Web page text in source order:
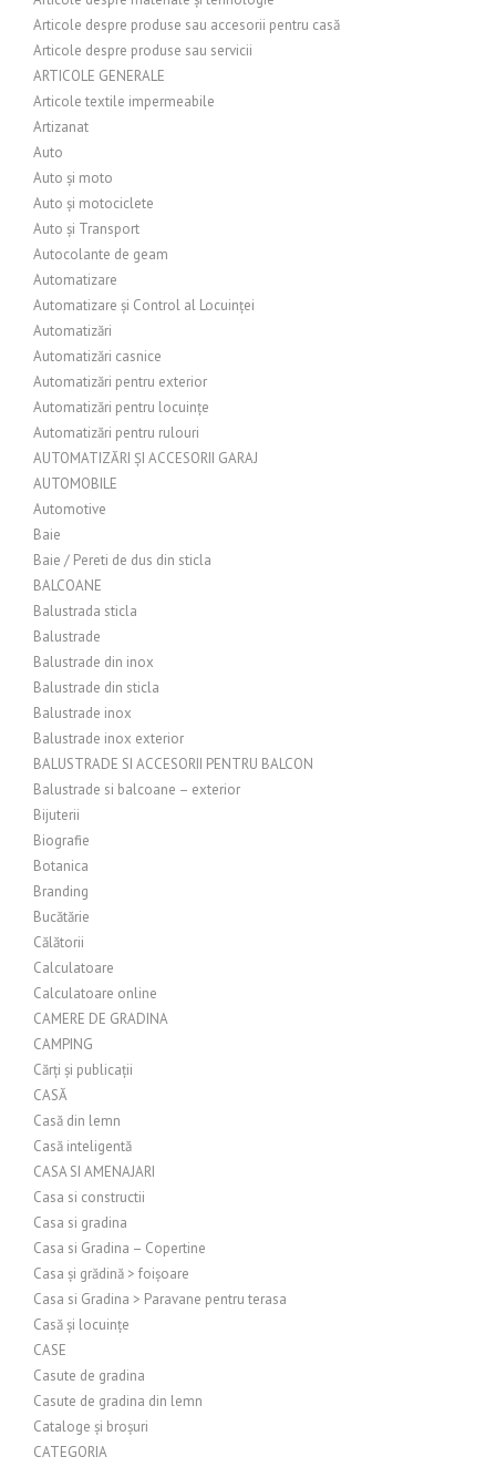
Articole despre produse sau accesorii pentru casă
Articole despre produse sau servicii
ARTICOLE GENERALE
Articole textile impermeabile
Artizanat
Auto
Auto și moto
Auto și motociclete
Auto și Transport
Autocolante de geam
Automatizare
Automatizare și Control al Locuinței
Automatizări
Automatizări casnice
Automatizări pentru exterior
Automatizări pentru locuințe
Automatizări pentru rulouri
AUTOMATIZĂRI ȘI ACCESORII GARAJ
AUTOMOBILE
Automotive
Baie
Baie / Pereti de dus din sticla
BALCOANE
Balustrada sticla
Balustrade
Balustrade din inox
Balustrade din sticla
Balustrade inox
Balustrade inox exterior
BALUSTRADE SI ACCESORII PENTRU BALCON
Balustrade si balcoane – exterior
Bijuterii
Biografie
Botanica
Branding
Bucătărie
Călătorii
Calculatoare
Calculatoare online
CAMERE DE GRADINA
CAMPING
Cărți și publicații
CASĂ
Casă din lemn
Casă inteligentă
CASA SI AMENAJARI
Casa si constructii
Casa si gradina
Casa si Gradina – Copertine
Casa și grădină > foișoare
Casa si Gradina > Paravane pentru terasa
Casă și locuințe
CASE
Casute de gradina
Casute de gradina din lemn
Cataloge și broșuri
CATEGORIA